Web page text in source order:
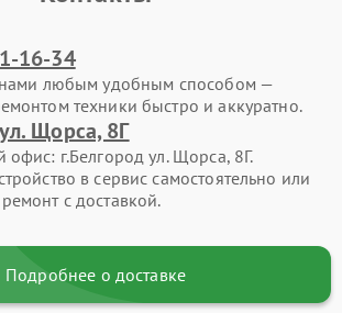
16-34
нами любым удобным способом —
техники быстро и аккуратно.
Щорса, 8Г
офис: г.Белгород ул. Щорса, 8Г.
в сервис самостоятельно или
с доставкой.
Подробнее о доставке